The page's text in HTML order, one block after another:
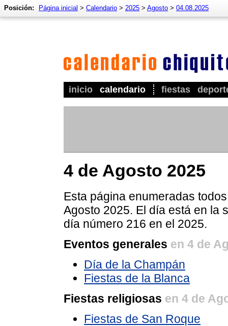
inicio calendario fiestas
Posición: Página inicial > Calendario > 2025 > Agosto > 04.08.2025
4 de Agosto 2025
Esta página enumeradas
Agosto 2025. El día está en la
día número 216 en el 2025.
Eventos generales en 4 de
Día de la Champán
Fiestas de la Blanca
Fiestas religiosas en 4 de
Fiestas de San Roque